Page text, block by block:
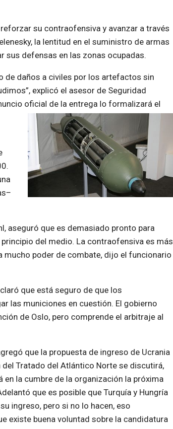
su contraofensiva y avanzar a través
la lentitud en el suministro de armas
sus defensas en las zonas ocupadas.
de daños a civiles por los artefactos sin
explicó el asesor de Seguridad
oficial de la entrega lo formalizará el
aseguró que es demasiado pronto para
del medio. La contraofensiva es más
mucho poder de combate, dijo el funcionario
que está seguro de que los
las municiones en cuestión. El gobierno
de Oslo, pero comprende el arbitraje al
que la propuesta de ingreso de Ucrania
del Tratado del Atlántico Norte se discutirá,
en la cumbre de la organización la próxima
que es posible que Turquía y Hungría
ingreso, pero si no lo hacen, eso
existe buena voluntad sobre la candidatura